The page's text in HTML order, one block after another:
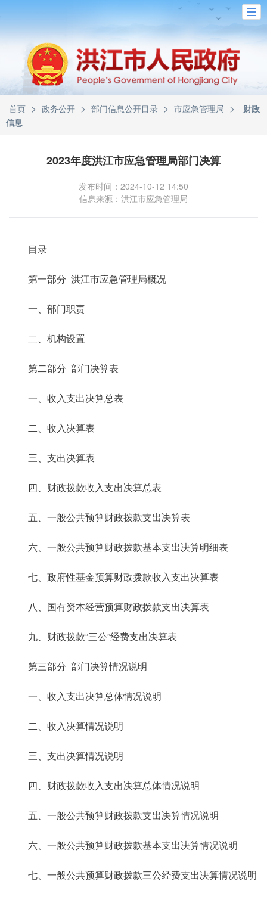
首页 > 政务公开 > 部门信息公开目录 > 市应急管理局 >
财政
信息
2023年度洪江市应急管理局部门决算
发布时间：2024-10-12 14:50
信息来源：洪江市应急管理局
目录
第一部分 洪江市应急管理局概况
一、部门职责
二、机构设置
第二部分 部门决算表
一、收入支出决算总表
二、收入决算表
三、支出决算表
四、财政拨款收入支出决算总表
五、一般公共预算财政拨款支出决算表
六、一般公共预算财政拨款基本支出决算明细表
七、政府性基金预算财政拨款收入支出决算表
八、国有资本经营预算财政拨款支出决算表
九、财政拨款“三公”经费支出决算表
第三部分 部门决算情况说明
一、收入支出决算总体情况说明
二、收入决算情况说明
三、支出决算情况说明
四、财政拨款收入支出决算总体情况说明
五、一般公共预算财政拨款支出决算情况说明
六、一般公共预算财政拨款基本支出决算情况说明
七、一般公共预算财政拨款三公经费支出决算情况说明